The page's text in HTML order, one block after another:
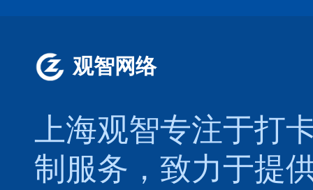
观智网络
上海观智专注于打
制服务，致力于提